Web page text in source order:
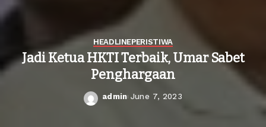
HEADLINEPERISTIWA
Jadi Ketua HKTI Terbaik, Umar Sabet
Penghargaan
Posted
admin June 7, 2023